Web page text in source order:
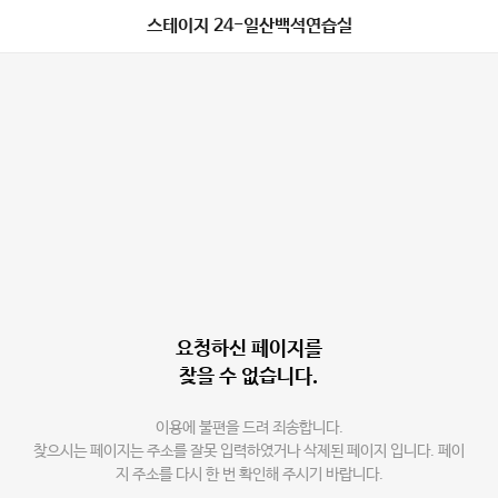
스테이지 24-일산백석연습실
요청하신 페이지를
찾을 수 없습니다.
이용에 불편을 드려 죄송합니다.
찾으시는 페이지는 주소를 잘못 입력하였거나 삭제된 페이지 입니다. 페이
지 주소를 다시 한 번 확인해 주시기 바랍니다.